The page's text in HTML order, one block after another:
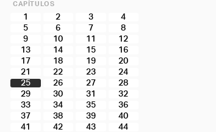
CAPÍTULOS
1 2 3
4
5
6 7
8
9
10 11
12
13
14 15
16
17
18 19
20
21
22 23
24
25
26 27
28
29
30 31
32
33
34 35
36
37
38 39
40
41
42 43
44